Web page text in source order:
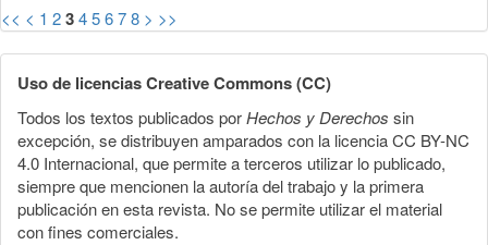
<< < 1 2345678 > >>
Uso de licencias Creative Commons (CC)
Todos los textos publicados porHechos y Derechos sin
excepción, se distribuyen amparados con la licencia CC BY-NC
4.0 Internacional, que permite a terceros utilizar lo publicado,
siempre que mencionen la autoría del trabajo y la primera
publicación en esta revista. No se permite utilizar el material
con fines comerciales.